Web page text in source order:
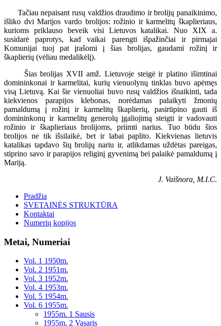
Tačiau nepaisant rusų valdžios draudimo ir brolijų panaikinimo,
išliko dvi Marijos vardo brolijos: rožinio ir karmelitų škaplieriaus,
kurioms priklauso beveik visi Lietuvos katalikai. Nuo XIX a.
susidarė paprotys, kad vaikai parengti išpažinčiai ir pirmajai
Komunijai tuoj pat įrašomi į šias brolijas, gaudami rožinį ir
škaplierių (vėliau medalikėlį).
Šias brolijas XVII amž. Lietuvoje steigė ir platino išimtinai
domininkonai ir karmelitai, kurių vienuolynų tinklas buvo apėmęs
visą Lietuvą. Kai šie vienuoliai buvo rusų valdžios išnaikinti, tada
kiekvienos parapijos klebonas, norėdamas palaikyti žmonių
pamaldumą į rožinį ir karmelitų škaplierių, pasirūpino gauti iš
domininkonų ir karmelitų generolų įgaliojimą steigti ir vadovauti
rožinio ir škaplieriaus brolijoms, priimti narius. Tuo būdu šios
brolijos ne tik išsilaikė, bet ir labai paplito. Kiekvienas lietuvis
katalikas tapdavo šių brolijų nariu ir, atlikdamas uždėtas pareigas,
stiprino savo ir parapijos religinį gyvenimą bei palaikė pamaldumą į
Mariją.
J. Vaišnora, M.I.C.
Pradžia
SVETAINĖS STRUKTŪRA
Kontaktai
Numerių kopijos
Metai, Numeriai
Vol. 1 1950m.
Vol. 2 1951m.
Vol. 3 1952m.
Vol. 4 1953m.
Vol. 5 1954m.
Vol. 6 1955m.
1955m. 1 Sausis
1955m. 2 Vasaris